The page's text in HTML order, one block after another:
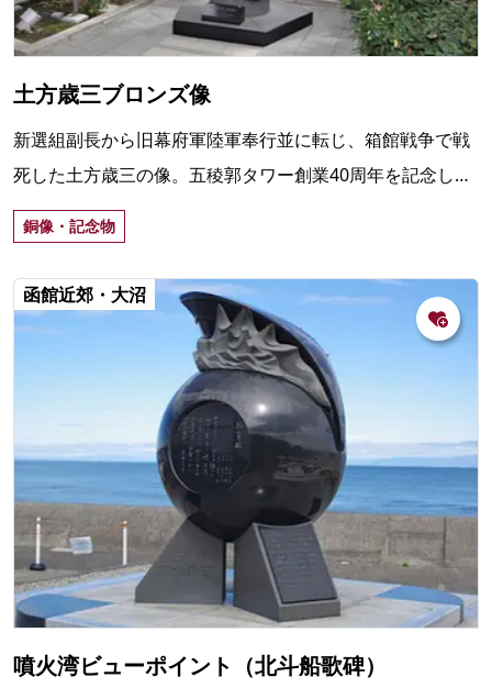
土方歳三ブロンズ像
新選組副長から旧幕府軍陸軍奉行並に転じ、箱館戦争で戦
死した土方歳三の像。五稜郭タワー創業40周年を記念して
制作。五稜郭タワー内アトリウム内にある。
銅像・記念物
函館近郊・大沼
噴火湾ビューポイント（北斗船歌碑）